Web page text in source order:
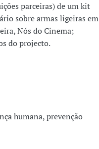
parceiras) de um kit
sobre armas ligeiras em
Nós do Cinema;
do projecto.
humana, prevenção